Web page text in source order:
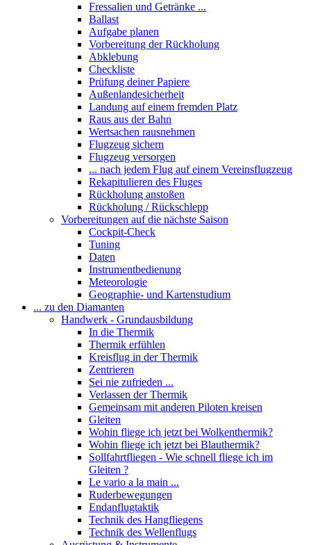
Fressalien und Getränke ...
Ballast
Aufgabe planen
Vorbereitung der Rückholung
Abklebung
Checkliste
Prüfung deiner Papiere
Außenlandesicherheit
Landung auf einem fremden Platz
Raus aus der Bahn
Wertsachen rausnehmen
Flugzeug sichern
Flugzeug versorgen
... nach jedem Flug auf einem Vereinsflugzeug
Rekapitulieren des Fluges
Rückholung anstoßen
Rückholung / Rückschlepp
Vorbereitungen auf die nächste Saison
Cockpit-Check
Tuning
Daten
Instrumentbedienung
Meteorologie
Geographie- und Kartenstudium
... zu den Diamanten
Handwerk - Grundausbildung
In die Thermik
Thermik erfühlen
Kreisflug in der Thermik
Zentrieren
Sei nie zufrieden ...
Verlassen der Thermik
Gemeinsam mit anderen Piloten kreisen
Gleiten
Wohin fliege ich jetzt bei Wolkenthermik?
Wohin fliege ich jetzt bei Blauthermik?
Sollfahrtfliegen - Wie schnell fliege ich im
Gleiten ?
Le vario a la main ...
Ruderbewegungen
Endanflugtaktik
Technik des Hangfliegens
Technik des Wellenflugs